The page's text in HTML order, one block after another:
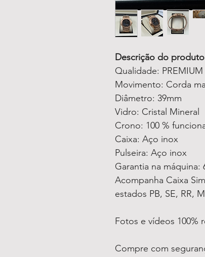
Descrição do produto
Qualidade: PREMIUM
Movimento: Corda
Diâmetro: 39mm
Vidro: Cristal Mineral
Crono: 100 %
Caixa: Aço inox
Pulseira: Aço inox
Garantia na máquina:
Acompanha Caixa
estados PB, SE, RR,
Fotos e vídeos 100%
Compre com